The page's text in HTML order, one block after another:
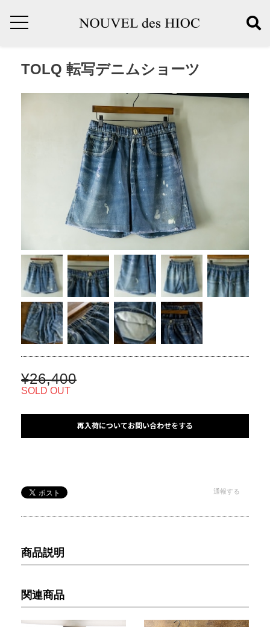
TOLQ 転写デニムショーツ
¥26,400
SOLD OUT
再入荷についてお問い合わせをする
通報する
商品説明
関連商品